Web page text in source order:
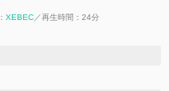
XEBEC 再生時間：24分